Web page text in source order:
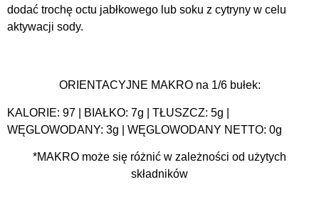
dodać trochę octu jabłkowego lub soku z cytryny w celu
aktywacji sody.
ORIENTACYJNE MAKRO na 1/6 bułek:
KALORIE: 97 | BIAŁKO: 7g | TŁUSZCZ: 5g |
WĘGLOWODANY: 3g | WĘGLOWODANY NETTO: 0g
*MAKRO może się różnić w zależności od użytych
składników